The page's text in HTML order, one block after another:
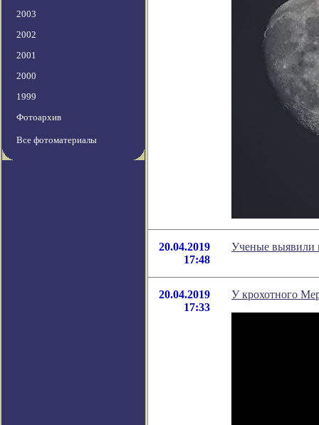
2003
2002
2001
2000
1999
Фотоархив
Все фотоматериалы
20.04.2019
17:48
Ученые выявили
20.04.2019
17:33
У крохотного